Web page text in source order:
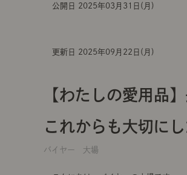
公開日 2025年03月31日(月)
更新日 2025年09月22日(月)
【わたしの愛用品
これからも大切に
バイヤー 大場